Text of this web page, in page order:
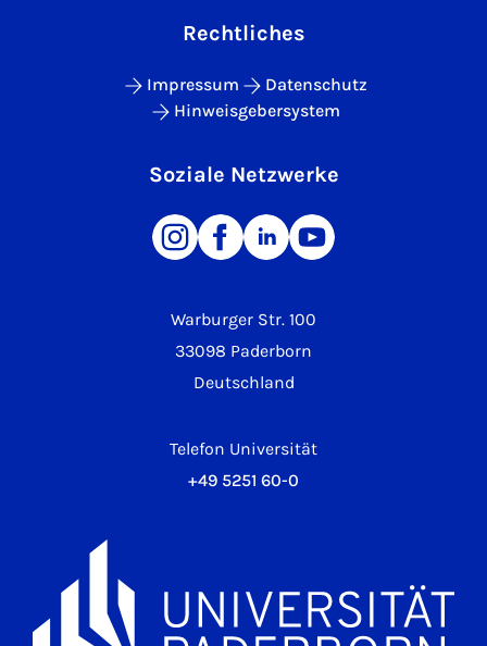
Warburger Str. 100
33098 Paderborn
Deutschland
Telefon Universität
+49 5251 60-0
Rechtliches
Impressum
Datenschutz
Hinweisgebersystem
Soziale Netzwerke